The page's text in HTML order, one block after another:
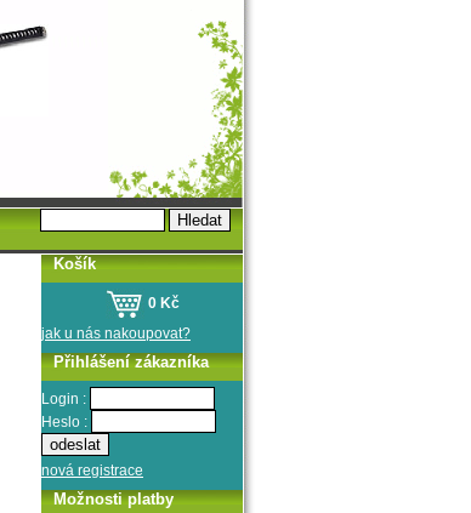
Košík
0 Kč
jak u nás nakoupovat?
Přihlášení zákazníka
Login :
Heslo :
nová registrace
Možnosti platby